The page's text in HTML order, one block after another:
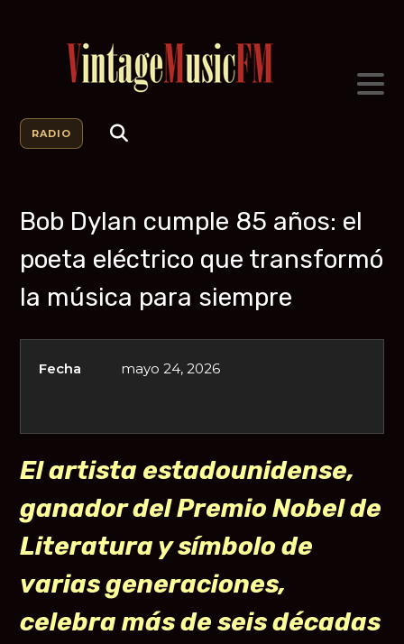
RADIO
Bob Dylan cumple 85 años: el
poeta eléctrico que transformó
la música para siempre
Fecha mayo 24, 2026
El artista estadounidense,
ganador del Premio Nobel de
Literatura y símbolo de
varias generaciones,
celebra más de seis décadas